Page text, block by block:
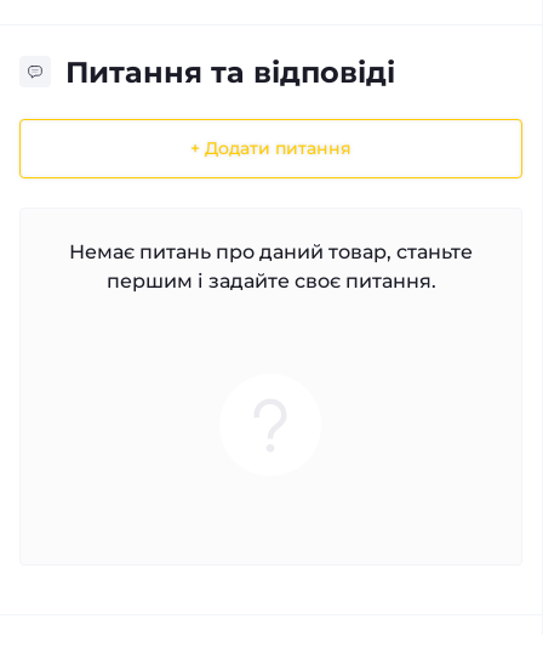
Питання та відповіді
+ Додати питання
Немає питань про даний товар, станьте
першим і задайте своє питання.